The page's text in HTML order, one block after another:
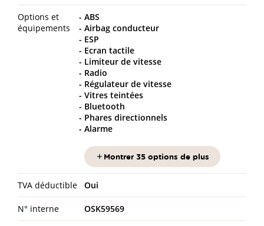
Options et
équipements
ABS
Airbag conducteur
ESP
Ecran tactile
Limiteur de vitesse
Radio
Régulateur de vitesse
Vitres teintées
Bluetooth
Phares directionnels
Alarme
Montrer 35 options de plus
TVA déductible Oui
N° interne OSK59569